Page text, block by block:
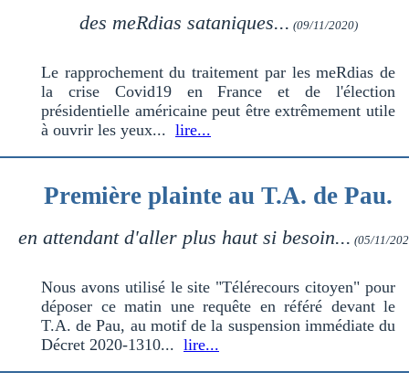
des meRdias sataniques... (09/11/2020)
Le rapprochement du traitement par les meRdias de
la crise Covid19 en France et de l'élection
présidentielle américaine peut être extrêmement utile
à ouvrir les yeux... lire...
Première plainte au T.A. de Pau.
en attendant d'aller plus haut si besoin... (05/11/
Nous avons utilisé le site "Télérecours citoyen" pour
déposer ce matin une requête en référé devant le
T.A. de Pau, au motif de la suspension immédiate du
Décret 2020-1310... lire...